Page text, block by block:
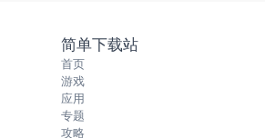
简单下载站
首页
游戏
应用
专题
攻略